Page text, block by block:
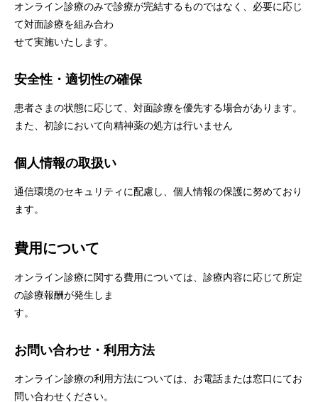
オンライン診療のみで診療が完結するものではなく、必要に応じ
て対面診療を組み合わ
せて実施いたします。
安全性・適切性の確保
患者さまの状態に応じて、対面診療を優先する場合があります。
また、初診において向精神薬の処方は行いません
個人情報の取扱い
通信環境のセキュリティに配慮し、個人情報の保護に努めており
ます。
費用について
オンライン診療に関する費用については、診療内容に応じて所定
の診療報酬が発生しま
す。
お問い合わせ・利用方法
オンライン診療の利用方法については、お電話または窓口にてお
問い合わせください。